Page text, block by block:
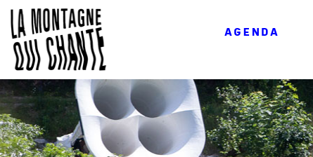
AGENDA